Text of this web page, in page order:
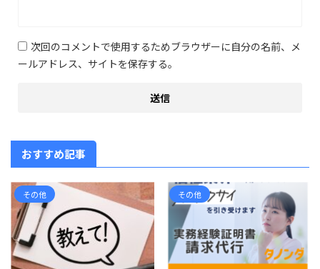
次回のコメントで使用するためブラウザーに自分の名前、メ
ールアドレス、サイトを保存する。
おすすめ記事
その他 その他